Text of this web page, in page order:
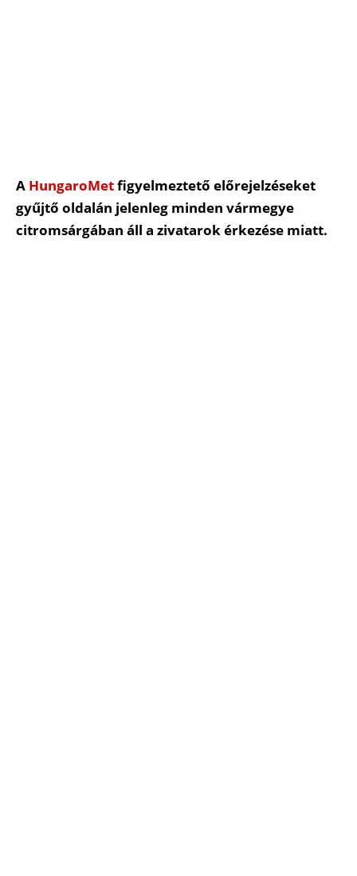
A HungaroMetfigyelmeztető előrejelzéseket
gyűjtő oldalán jelenleg minden vármegye
citromsárgában áll a zivatarok érkezése miatt.